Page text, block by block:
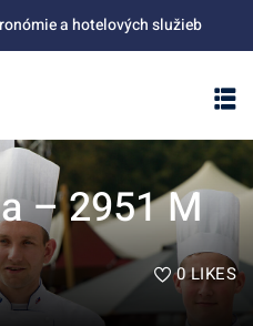
a hotelových služieb
– 2951 M
0LIKES